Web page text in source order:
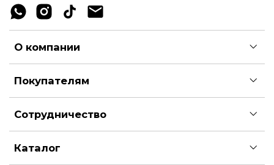
О компании
Покупателям
Сотрудничество
Каталог